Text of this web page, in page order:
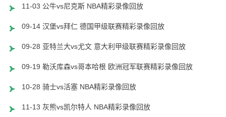
11-03 公牛vs尼克斯 NBA精彩录像回放
09-14 汉堡vs拜仁 德国甲级联赛精彩录像回放
09-28 亚特兰大vs尤文 意大利甲级联赛精彩录像回放
09-19 勒沃库森vs哥本哈根 欧洲冠军联赛精彩录像回放
10-28 骑士vs活塞 NBA精彩录像回放
11-13 灰熊vs凯尔特人 NBA精彩录像回放